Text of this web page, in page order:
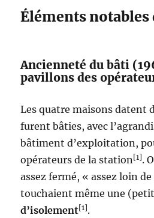
Éléments notables
Ancienneté du bâti
pavillons des
Les quatre maisons datent
furent bâties, avec
bâtiment d’exploitation,
opérateurs de la station[1].
assez fermé, « assez loin
touchaient même une
d’isolement[1].